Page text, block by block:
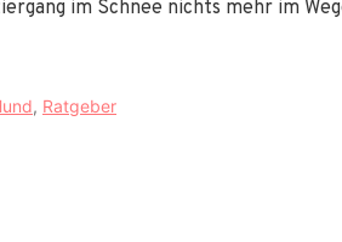
im Schnee nichts mehr im
, Ratgeber